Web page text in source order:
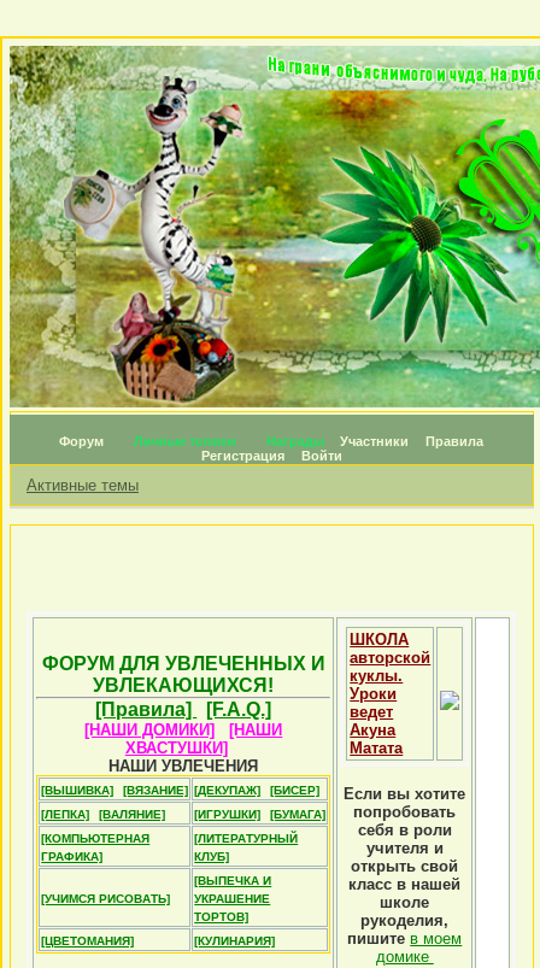
Форум Личные топики Награды Участники
Правила
Регистрация
Войти
Активные темы
ФОРУМ ДЛЯ УВЛЕЧЕННЫХ И
УВЛЕКАЮЩИХСЯ!
[Правила]
[F.A.Q.]
[НАШИ ДОМИКИ]
[НАШИ
ХВАСТУШКИ]
НАШИ УВЛЕЧЕНИЯ
[ВЫШИВКА] [ВЯЗАНИЕ] [ДЕКУПАЖ]
[БИСЕР]
[ЛЕПКА]
[ВАЛЯНИЕ] [ИГРУШКИ]
[БУМАГА]
[КОМПЬЮТЕРНАЯ
ГРАФИКА]
[ЛИТЕРАТУРНЫЙ
КЛУБ]
[УЧИМСЯ РИСОВАТЬ]
[ВЫПЕЧКА И
УКРАШЕНИЕ
ТОРТОВ]
[ЦВЕТОМАНИЯ]
[КУЛИНАРИЯ]
ШКОЛА
авторской
куклы.
Уроки
ведет
Акуна
Матата
Если вы хотите
попробовать
себя в роли
учителя и
открыть свой
класс в нашей
школе
рукоделия,
пишите в моем
домике